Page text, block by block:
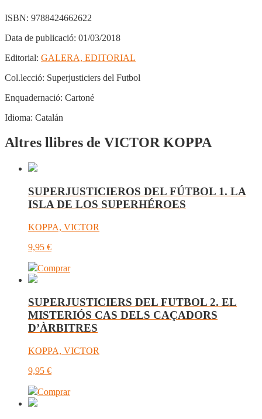
ISBN: 9788424662622
Data de publicació: 01/03/2018
Editorial: GALERA, EDITORIAL
Col.lecció: Superjusticiers del Futbol
Enquadernació: Cartoné
Idioma: Catalán
Altres llibres de VICTOR KOPPA
SUPERJUSTICIEROS DEL FÚTBOL 1. LA
ISLA DE LOS SUPERHÉROES
KOPPA, VICTOR
9,95 €
Comprar
SUPERJUSTICIERS DEL FUTBOL 2. EL
MISTERIÓS CAS DELS CAÇADORS
D’ÀRBITRES
KOPPA, VICTOR
9,95 €
Comprar